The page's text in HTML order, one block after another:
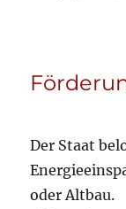
Der Staat
oder Altbau.